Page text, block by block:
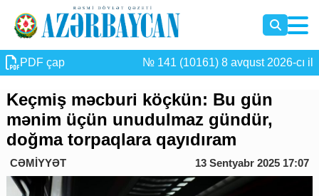
PDF çap № 141 (10161) 8 avqust 2026-cı il
Keçmiş məcburi köçkün: Bu gün
mənim üçün unudulmaz gündür,
doğma torpaqlara qayıdıram
CƏMİYYƏT 13 Sentyabr 2025 17:07